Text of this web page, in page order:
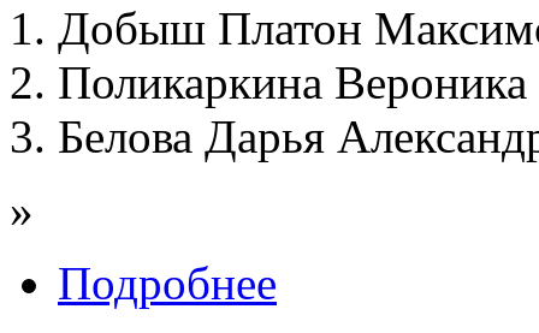
Добыш Платон
Поликаркина
Белова Дарья
»
Подробнее